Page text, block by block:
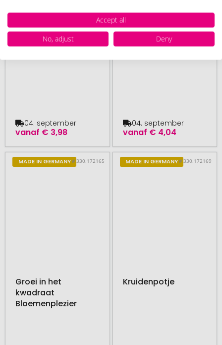
vanaf € 3,98
04. september
vanaf € 4,04
04. september
MADE IN GERMANY# 330.172165
Groei in het
kwadraat
Bloemenplezier
MADE IN GERMANY# 330.172169
Kruidenpotje
Accept all
No, adjust
Deny